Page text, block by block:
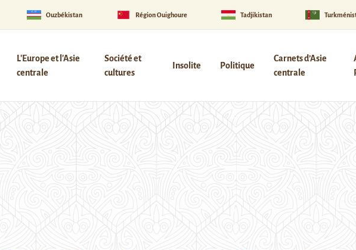
Ouzbékistan Région Ouïghoure Tadjikistan
L'Europe et l'Asie
centrale
Société et
cultures
Insolite Politique
Carnets d’Asie
centrale